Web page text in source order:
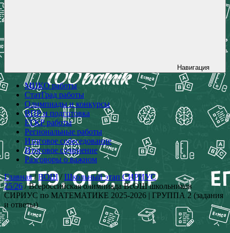
Навигация
МЦКО работы
СтатГрад работы
Олимпиады и конкурсы
ВПР и подготовка
ЕГКР работы
Региональные работы
Итоговое собеседование
Итоговое сочинение
Разговоры о важном
Главная/ВОШ/Школьный этап СИРИУС
25/26 / Всероссийская олимпиада ВсОШ школьников
СИРИУС по МАТЕМАТИКЕ 2025-2026 | ГРУППА 2 (задания
и ответы)